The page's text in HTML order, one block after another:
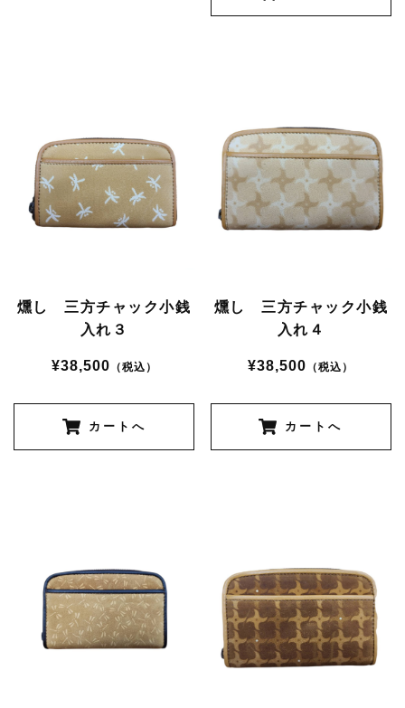
燻し 三方チャック小銭
入れ３
¥38,500 （税込）
カートへ
燻し 三方チャック小銭
入れ４
¥38,500 （税込）
カートへ